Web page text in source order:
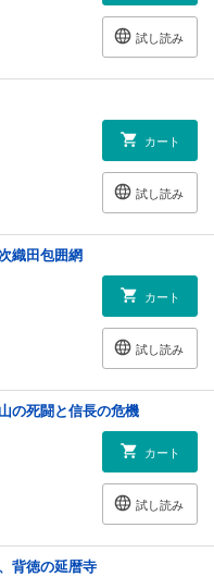
試し読み
カート
試し読み
織田包囲網
カート
試し読み
の死闘と信長の危機
カート
試し読み
背徳の延暦寺